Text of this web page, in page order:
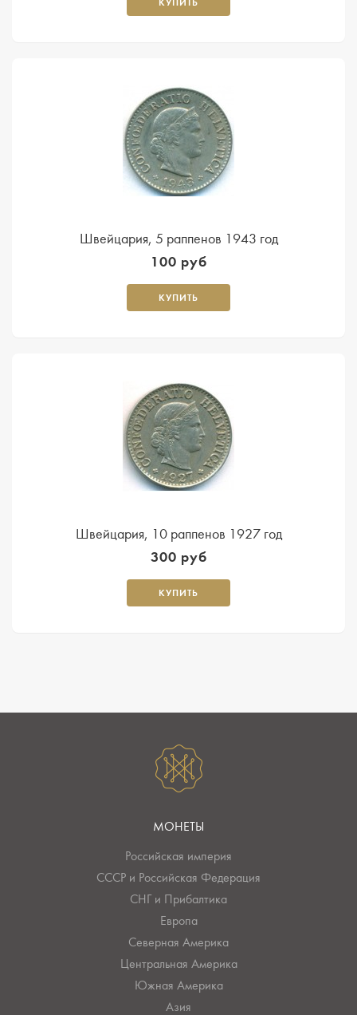
КУПИТЬ
Швейцария, 5 раппенов 1943 год
100 руб
КУПИТЬ
Швейцария, 10 раппенов 1927 год
300 руб
КУПИТЬ
МОНЕТЫ
Российская империя
СССР и Российская Федерация
СНГ и Прибалтика
Европа
Северная Америка
Центральная Америка
Южная Америка
Азия